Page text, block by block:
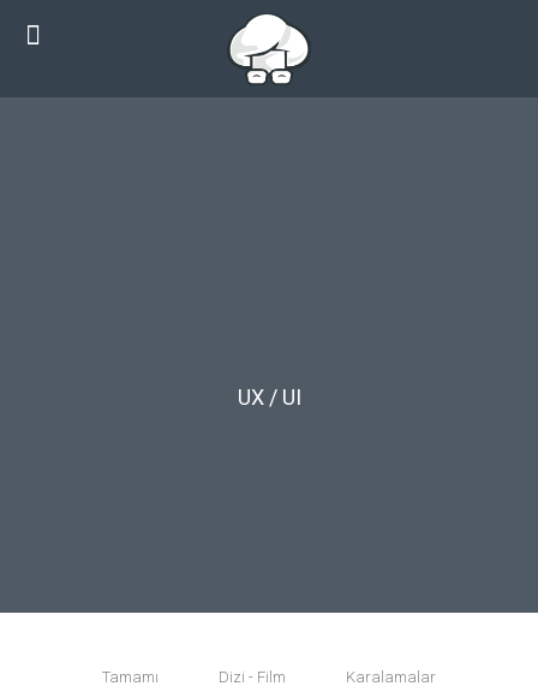
UX / UI
Tamamı Dizi - Film Karalamalar